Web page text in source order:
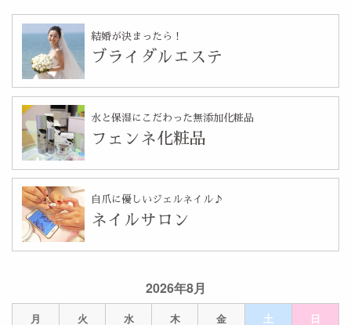
2026年8月
月 火 水 木 金 土 日
結婚が決まったら！
ブライダルエステ
水と保湿にこだわった無添加化粧品
フェンネ化粧品
自爪に優しいジェルネイル♪
ネイルサロン